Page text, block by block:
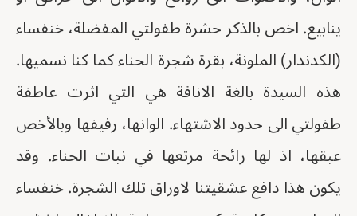
ينابيع. اخص بالذكر حشرة طفولتي المفضلة، خنفساء
(الكدندار) الملونة، بقرة شجرة الحناء كما كنا نسميها.
هذه السيدة بالغة الاناقة هي التي اثرت عاطفة
طفولتي الى حدود الاشتهاء. الوانها، رفيفها وبالأخص
عبقها، اذ لها رائحة مرتعها في نبات الحناء. وقد
يكون هذا دافع عشقيتنا لاوراق تلك الشجرة. خنفساء